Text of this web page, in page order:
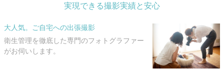
実現できる撮影実績と安心
大人気。ご自宅への出張撮影
衛生管理を徹底した専門のフォトグラファー
がお伺いします。